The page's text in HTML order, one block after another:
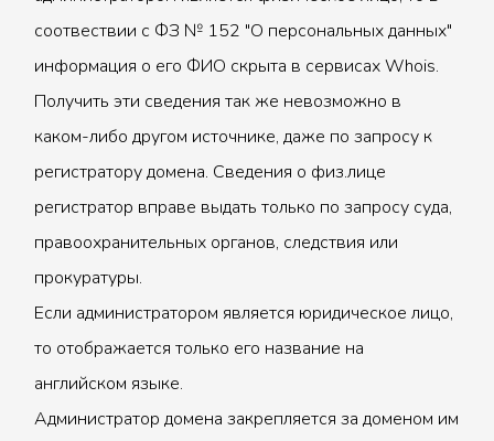
соотвествии с ФЗ № 152 "О персональных данных"
информация о его ФИО скрыта в сервисах Whois.
Получить эти сведения так же невозможно в
каком-либо другом источнике, даже по запросу к
регистратору домена. Сведения о физ.лице
регистратор вправе выдать только по запросу суда,
правоохранительных органов, следствия или
прокуратуры.
Если администратором является юридическое лицо,
то отображается только его название на
английском языке.
Администратор домена закрепляется за доменом им